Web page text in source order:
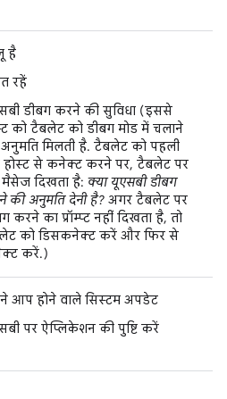
है
रहें
डीबग करने की सुविधा (इससे
को टैबलेट को डीबग मोड में चलाने
मिलती है. टैबलेट को पहली
होस्ट से कनेक्ट करने पर, टैबलेट पर
दिखता है: क्या यूएसबी डीबग
की अनुमति देनी है? अगर टैबलेट पर
करने का प्रॉम्प्ट नहीं दिखता है, तो
को डिसकनेक्ट करें और फिर से
करें.)
आप होने वाले सिस्टम अपडेट
पर ऐप्लिकेशन की पुष्टि करें